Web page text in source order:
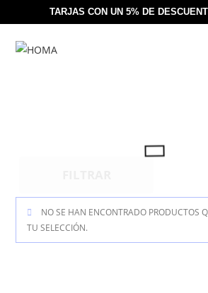
TARJAS CON UN 5% DE
NO SE HAN ENCONTRADO PRODUCTOS
TU SELECCIÓN.